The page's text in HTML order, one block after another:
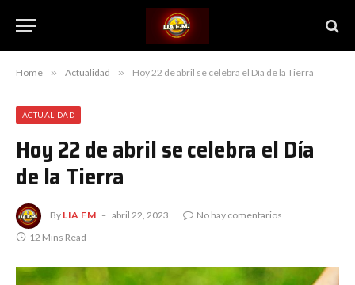
Home » Actualidad » Hoy 22 de abril se celebra el Día de la Tierra
ACTUALIDAD
Hoy 22 de abril se celebra el Día
de la Tierra
By LIA FM abril 22, 2023
No hay comentarios
12 Mins Read